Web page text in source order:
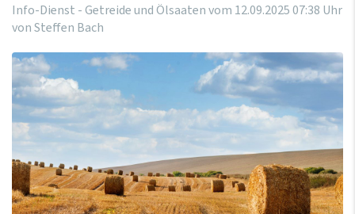
Info-Dienst - Getreide und Ölsaaten vom 12.09.202507:38 Uhr
von Steffen Bach